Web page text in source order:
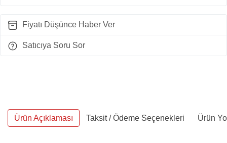
Fiyatı Düşünce Haber Ver
Satıcıya Soru Sor
Ürün Açıklaması Taksit / Ödeme Seçenekleri Ürün